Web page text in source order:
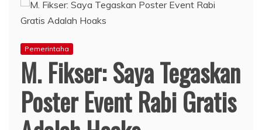
Pemerintaha
M. Fikser: Saya Tegaskan
Poster Event Rabi Gratis